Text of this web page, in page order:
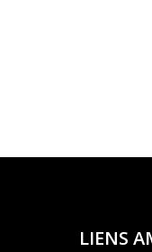
LIENS